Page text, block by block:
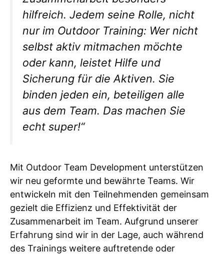
hilfreich. Jedem seine Rolle, nicht
nur im Outdoor Training: Wer nicht
selbst aktiv mitmachen möchte
oder kann, leistet Hilfe und
Sicherung für die Aktiven. Sie
binden jeden ein, beteiligen alle
aus dem Team. Das machen Sie
echt super!“
Mit Outdoor Team Development unterstützen
wir neu geformte und bewährte Teams. Wir
entwickeln mit den Teilnehmenden gemeinsam
gezielt die Effizienz und Effektivität der
Zusammenarbeit im Team. Aufgrund unserer
Erfahrung sind wir in der Lage, auch während
des Trainings weitere auftretende oder